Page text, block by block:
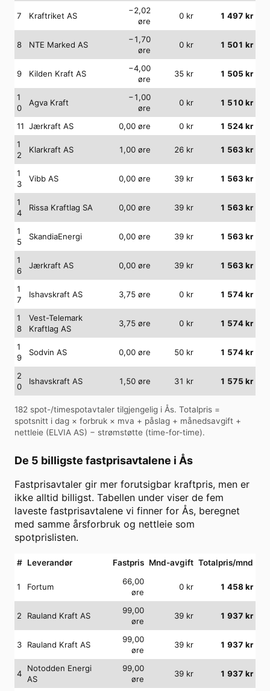
7 Kraftriket AS
−2,02
øre
0 kr 1 497 kr
8 NTE Marked AS
−1,70
øre
0 kr 1 501 kr
9 Kilden Kraft AS
−4,00
øre
35 kr 1 505 kr
1
0
Agva Kraft
−1,00
øre
0 kr 1 510kr
11 Jærkraft AS 0,00 øre 0 kr 1 524kr
1
2
Klarkraft AS 1,00 øre 26 kr 1 563 kr
1
3
Vibb AS 0,00 øre 39 kr 1 563 kr
1
4
Rissa Kraftlag SA 0,00 øre 39 kr 1 563 kr
1
5
SkandiaEnergi 0,00 øre 39 kr 1 563 kr
1
6
Jærkraft AS 0,00 øre 39 kr 1 563 kr
1
7
Ishavskraft AS 3,75 øre 0 kr 1 574kr
1
8
Vest-Telemark
Kraftlag AS
3,75 øre 0 kr 1 574kr
1
9
Sodvin AS 0,00 øre 50 kr 1 574kr
2
0
Ishavskraft AS 1,50 øre 31 kr 1 575 kr
182 spot-/timespotavtaler tilgjengelig i Ås. Totalpris =
spotsnitt i dag × forbruk × mva + påslag + månedsavgift +
nettleie (ELVIA AS) − strømstøtte (time-for-time).
De 5 billigste fastprisavtalene i Ås
Fastprisavtaler gir mer forutsigbar kraftpris, men er
ikke alltid billigst. Tabellen under viser de fem
laveste fastprisavtalene vi finner for Ås, beregnet
med samme årsforbruk og nettleie som
spotprislisten.
# Leverandør Fastpris Mnd-avgift Totalpris/mnd
1 Fortum
66,00
øre
0 kr 1 458 kr
2 Rauland Kraft AS
99,00
øre
39 kr 1 937 kr
3 Rauland Kraft AS
99,00
øre
39 kr 1 937 kr
4
Notodden Energi
AS
99,00
øre
39 kr 1 937 kr